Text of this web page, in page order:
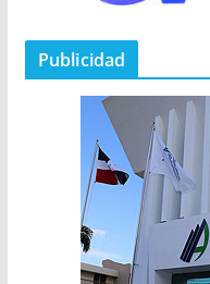
Publicidad